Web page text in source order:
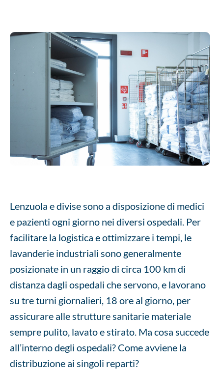
Lenzuola e divise sono a disposizione di medici
e pazienti ogni giorno nei diversi ospedali. Per
facilitare la logistica e ottimizzare i tempi, le
lavanderie industriali sono generalmente
posizionate in un raggio di circa 100 km di
distanza dagli ospedali che servono, e lavorano
su tre turni giornalieri, 18 ore al giorno, per
assicurare alle strutture sanitarie materiale
sempre pulito, lavato e stirato. Ma cosa succede
all’interno degli ospedali? Come avviene la
distribuzione ai singoli reparti?